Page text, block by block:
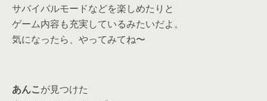
サバイバルモードなどを楽しめたりと
ゲーム内容も充実しているみたいだよ。
気になったら、やってみてね〜
あんこが見つけた